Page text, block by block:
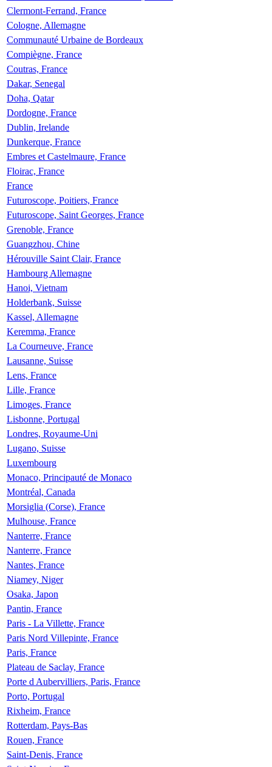
Clermont-Ferrand, France
Cologne, Allemagne
Communauté Urbaine de Bordeaux
Compiègne, France
Coutras, France
Dakar, Senegal
Doha, Qatar
Dordogne, France
Dublin, Irelande
Dunkerque, France
Embres et Castelmaure, France
Floirac, France
France
Futuroscope, Poitiers, France
Futuroscope, Saint Georges, France
Grenoble, France
Guangzhou, Chine
Hérouville Saint Clair, France
Hambourg Allemagne
Hanoi, Vietnam
Holderbank, Suisse
Kassel, Allemagne
Keremma, France
La Courneuve, France
Lausanne, Suisse
Lens, France
Lille, France
Limoges, France
Lisbonne, Portugal
Londres, Royaume-Uni
Lugano, Suisse
Luxembourg
Monaco, Principauté de Monaco
Montréal, Canada
Morsiglia (Corse), France
Mulhouse, France
Nanterre, France
Nanterre, France
Nantes, France
Niamey, Niger
Osaka, Japon
Pantin, France
Paris - La Villette, France
Paris Nord Villepinte, France
Paris, France
Plateau de Saclay, France
Porte d Aubervilliers, Paris, France
Porto, Portugal
Rixheim, France
Rotterdam, Pays-Bas
Rouen, France
Saint-Denis, France